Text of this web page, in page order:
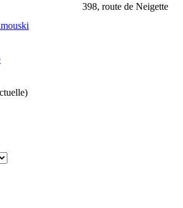
398, route de Neigette